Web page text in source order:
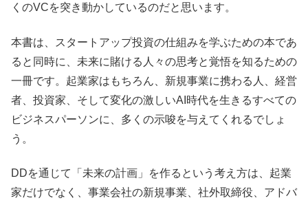
くのVCを突き動かしているのだと思います。
本書は、スタートアップ投資の仕組みを学ぶための本であ
ると同時に、未来に賭ける人々の思考と覚悟を知るための
一冊です。起業家はもちろん、新規事業に携わる人、経営
者、投資家、そして変化の激しいAI時代を生きるすべての
ビジネスパーソンに、多くの示唆を与えてくれるでしょ
う。
DDを通じて「未来の計画」を作るという考え方は、起業
家だけでなく、事業会社の新規事業、社外取締役、アドバ